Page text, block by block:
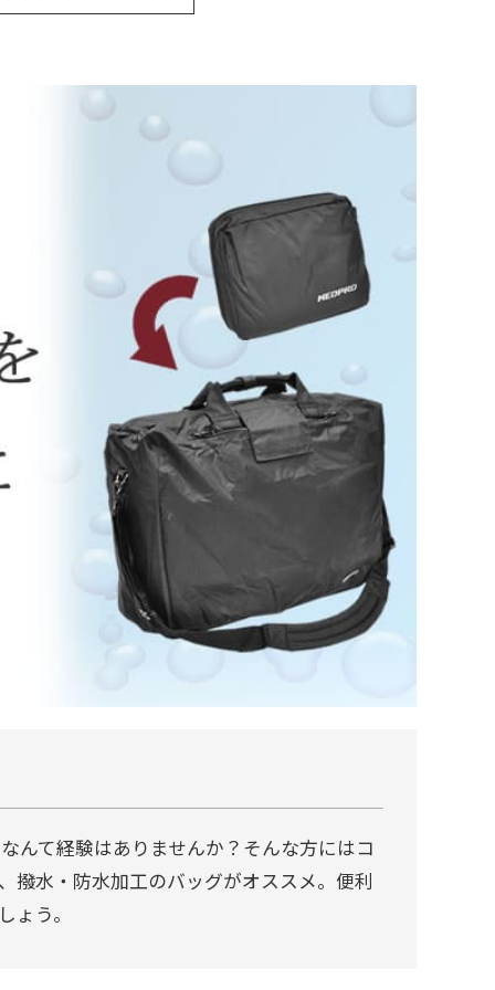
んて経験はありませんか？そんな方にはコ
撥水・防水加工のバッグがオススメ。便利
う。